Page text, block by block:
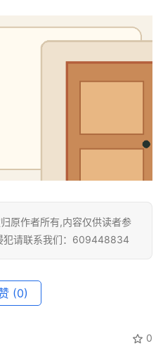
原作者所有,内容仅供读者参
犯请联系我们：609448834
(0)
0